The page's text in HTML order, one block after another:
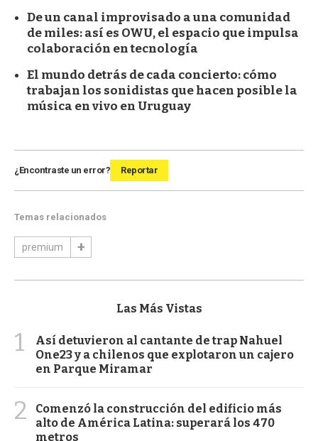
De un canal improvisado a una comunidad
de miles: así es OWU, el espacio que impulsa
colaboración en tecnología
El mundo detrás de cada concierto: cómo
trabajan los sonidistas que hacen posible la
música en vivo en Uruguay
¿Encontraste un error? Reportar
Temas relacionados
premium
Las Más Vistas
1
Así detuvieron al cantante de trap Nahuel
One23 y a chilenos que explotaron un cajero
en Parque Miramar
2
Comenzó la construcción del edificio más
alto de América Latina: superará los 470
metros